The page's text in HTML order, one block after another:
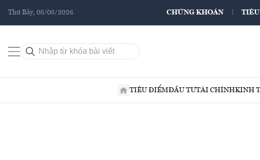
Thứ Bảy, 08/08/2026 CHỨNG KHOÁN TIÊU
TIÊU ĐIỂMĐẦU TƯTÀI CHÍNHKINH